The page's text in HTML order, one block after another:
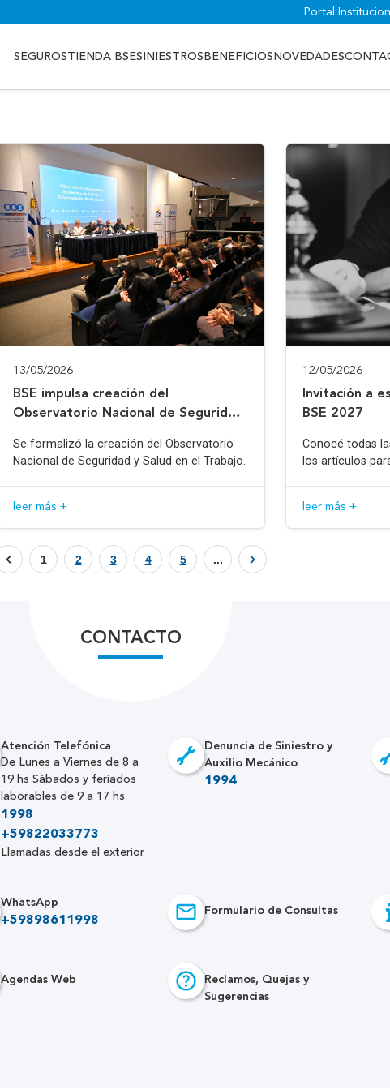
Portal
SEGUROSTIENDA BSESINIESTROS BENEFICIOS NOVEDADES
13/05/2026
BSE impulsa creación del
Observatorio Nacional de Seguridad
Se formalizó la creación del Observatorio
Nacional de Seguridad y Salud en el Trabajo.
leer más +
12/05/2026
Invitación a
BSE 2027
Conocé todas
los artículos
leer más +
1 2 3 4 5 ...
CONTACTO
Atención Telefónica
De Lunes a Viernes de 8 a
19 hs Sábados y feriados
laborables de 9 a 17 hs
1998
+59822033773
Llamadas desde el exterior
Denuncia de Siniestro y
Auxilio Mecánico
1994
WhatsApp
+59898611998
Formulario de Consultas
Agendas Web
Reclamos, Quejas y
Sugerencias